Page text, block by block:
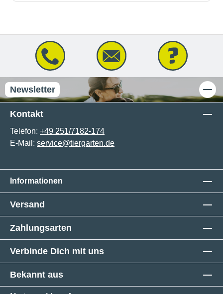
Newsletter
Kontakt
Telefon: +49 251/7182-174
E-Mail: service@tiergarten.de
Informationen
Versand
Zahlungsarten
Verbinde Dich mit uns
Bekannt aus